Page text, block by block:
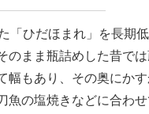
「ひだほまれ」を長期
まま瓶詰めした昔で
幅もあり、その奥にか
の塩焼きなどに合わせ